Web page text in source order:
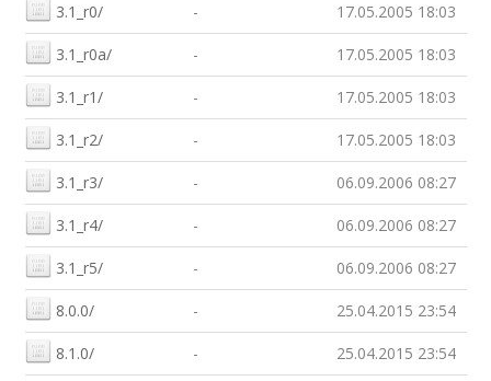
3.1_r0/ - 17.05.2005 18:03
3.1_r0a/ - 17.05.2005 18:03
3.1_r1/ - 17.05.2005 18:03
3.1_r2/ - 17.05.2005 18:03
3.1_r3/ - 06.09.2006 08:27
3.1_r4/ - 06.09.2006 08:27
3.1_r5/ - 06.09.2006 08:27
8.0.0/ - 25.04.2015 23:54
8.1.0/ - 25.04.2015 23:54